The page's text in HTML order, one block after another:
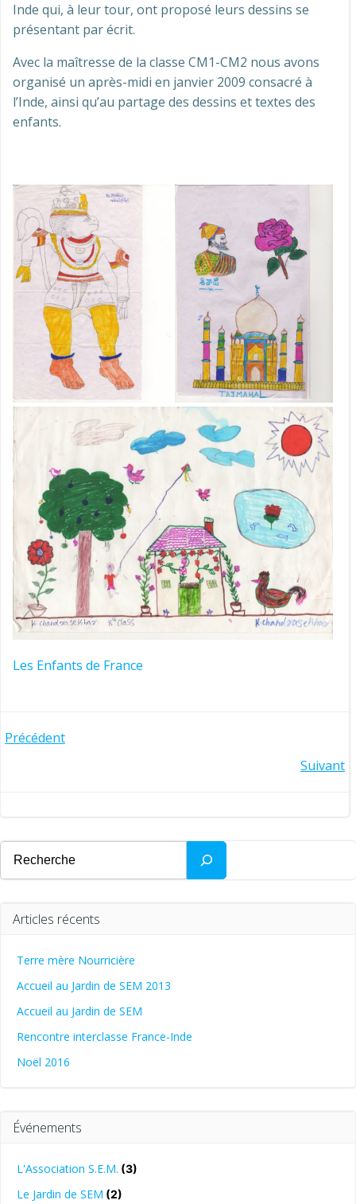
Inde qui, à leur tour, ont proposé leurs dessins se
présentant par écrit.
Avec la maîtresse de la classe CM1-CM2 nous avons
organisé un après-midi en janvier 2009 consacré à
l’Inde, ainsi qu’au partage des dessins et textes des
enfants.
Les Enfants de France
Post
Précédent
Suivant
Rechercher
Articles récents
Terre mère Nourricière
Accueil au Jardin de SEM 2013
Accueil au Jardin de SEM
Rencontre interclasse France-Inde
Noël 2016
Événements
L'Association S.E.M. (3)
Le Jardin de SEM (2)